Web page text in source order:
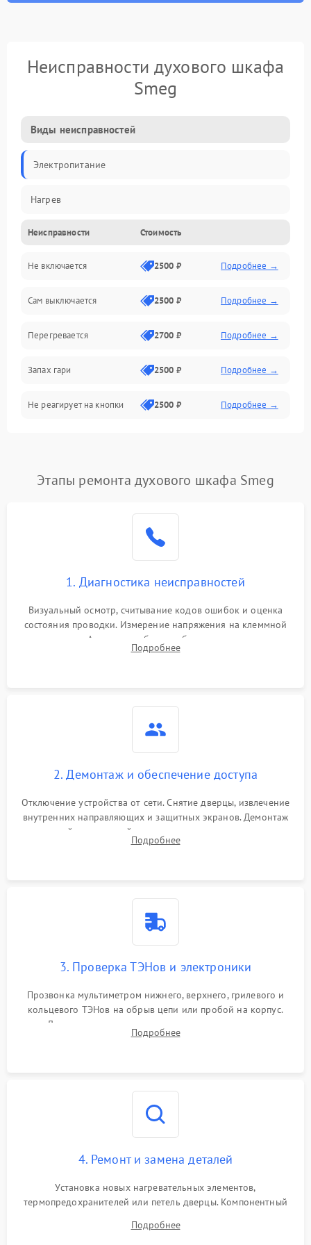
Неисправности духового шкафа
Smeg
Виды неисправностей
Электропитание
Нагрев
Неисправности Стоимость
Не включается 2500 ₽ Подробнее →
Сам выключается 2500 ₽ Подробнее →
Перегревается 2700 ₽ Подробнее →
Запах гари 2500 ₽ Подробнее →
Не реагирует на кнопки 2500 ₽ Подробнее →
Этапы ремонта духового шкафа Smeg
1. Диагностика неисправностей
Визуальный осмотр, считывание кодов ошибок и оценка
состояния проводки. Измерение напряжения на клеммной
колодке. Анализ жалоб на проблемы с нагревом,
конвекцией, панелью управления или блокировкой дверцы.
Подробнее
2. Демонтаж и обеспечение доступа
Отключение устройства от сети. Снятие дверцы, извлечение
внутренних направляющих и защитных экранов. Демонтаж
задней или верхней панели для прямого доступа к
нагревательным элементам, плате и вентиляторам.
Подробнее
3. Проверка ТЭНов и электроники
Прозвонка мультиметром нижнего, верхнего, грилевого и
кольцевого ТЭНов на обрыв цепи или пробой на корпус.
Диагностика термостата, датчиков температуры,
переключателя режимов и мотора конвекции.
Подробнее
4. Ремонт и замена деталей
Установка новых нагревательных элементов,
термопредохранителей или петель дверцы. Компонентный
выгоревших реле, восстановление контактов и замена
Подробнее